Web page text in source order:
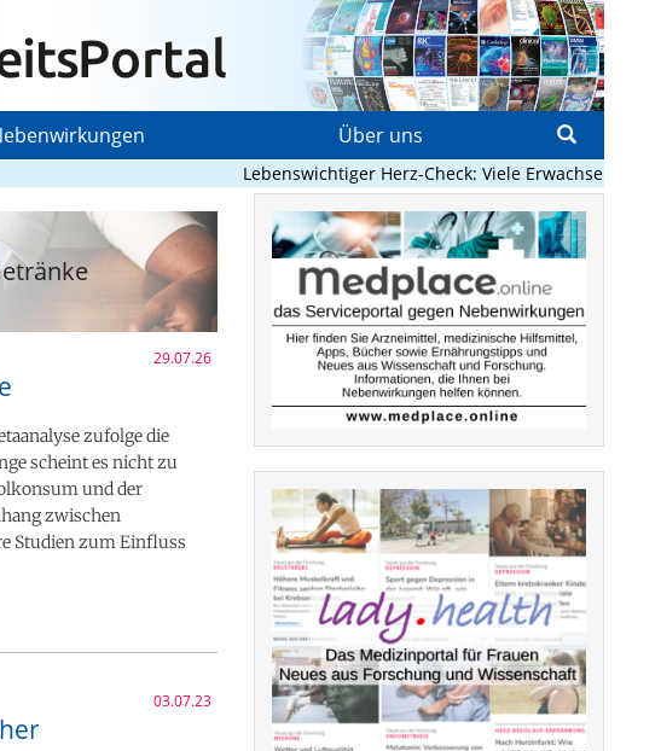
Über uns
Lebenswichtiger Herz-Check: Viele Erwachsene mit
29.07.26
zufolge die
scheint es nicht zu
und der
zwischen
Studien zum Einfluss
03.07.23